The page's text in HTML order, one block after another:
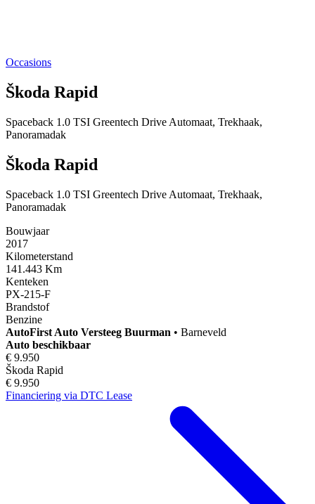
Occasions
Škoda Rapid
Spaceback 1.0 TSI Greentech Drive Automaat, Trekhaak,
Panoramadak
Škoda Rapid
Spaceback 1.0 TSI Greentech Drive Automaat, Trekhaak,
Panoramadak
Bouwjaar
2017
Kilometerstand
141.443 Km
Kenteken
PX-215-F
Brandstof
Benzine
AutoFirst Auto Versteeg Buurman • Barneveld
Auto beschikbaar
€ 9.950
Škoda Rapid
€ 9.950
Financiering via DTC Lease